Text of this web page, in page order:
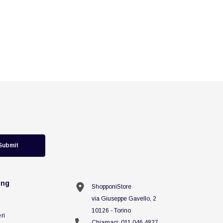
ShopponiStore
via Giuseppe Gavello, 2
10126 - Torino